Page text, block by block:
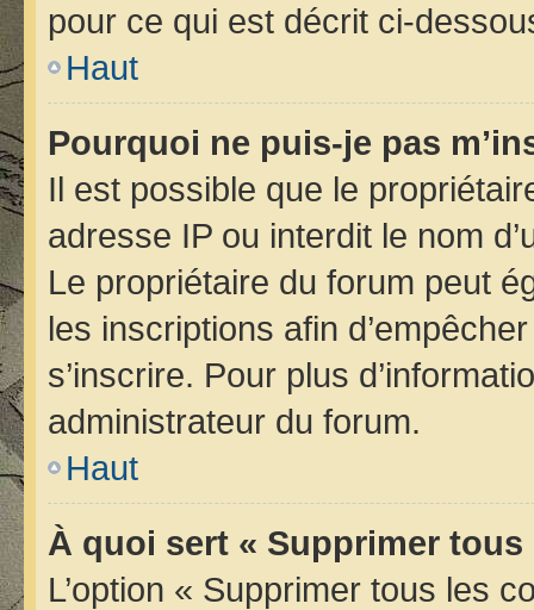
pour ce qui est décrit ci-
Haut
Pourquoi ne puis-je pas
Il est possible que le
adresse IP ou interdit le nom
Le propriétaire du forum peut
les inscriptions afin
s’inscrire. Pour plus
administrateur du forum.
Haut
À quoi sert « Supprimer
L’option « Supprimer tous les